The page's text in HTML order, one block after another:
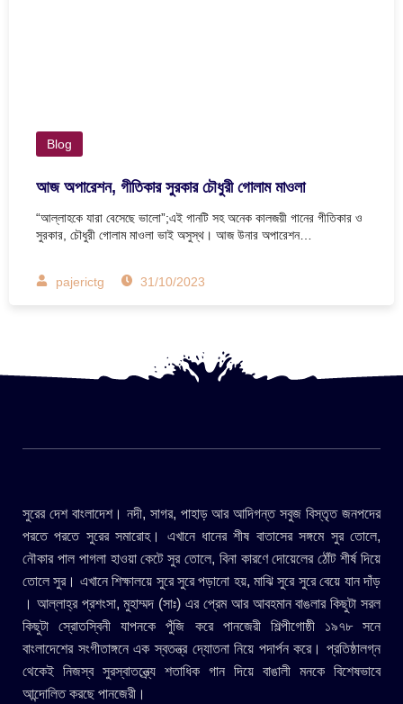
Blog
আজ অপারেশন, গীতিকার সুরকার চৌধুরী গোলাম মাওলা
“আল্লাহকে যারা বেসেছে ভালো”;এই গানটি সহ অনেক কালজয়ী গানের গীতিকার ও
সুরকার, চৌধুরী গোলাম মাওলা ভাই অসুস্থ। আজ উনার অপারেশন…
pajerictg 31/10/2023
সুরের দেশ বাংলাদেশ। নদী, সাগর, পাহাড় আর আদিগন্ত সবুজ বিস্তৃত জনপদের
পরতে পরতে সুরের সমারোহ। এখানে ধানের শীষ বাতাসের সঙ্গমে সুর তোলে,
নৌকার পাল পাগলা হাওয়া কেটে সুর তোলে, বিনা কারণে দোয়েলের ঠোঁট শীর্ষ দিয়ে
তোলে সুর। এখানে শিক্ষালয়ে সুরে সুরে পড়ানো হয়, মাঝি সুরে সুরে বেয়ে যান দাঁড়
। আল্লাহ্র প্রশংসা, মুহাম্মদ (সাঃ) এর প্রেম আর আবহমান বাঙলার কিছুটা সরল
কিছুটা স্রোতস্বিনী যাপনকে পুঁজি করে পানজেরী শিল্পীগোষ্ঠী ১৯৭৮ সনে
বাংলাদেশের সংগীতাঙ্গনে এক স্বতন্ত্র দ্যোতনা নিয়ে পদার্পন করে। প্রতিষ্ঠালগ্ন
থেকেই নিজস্ব সুরস্বাতন্ত্র্যে শতাধিক গান দিয়ে বাঙালী মনকে বিশেষভাবে
আন্দোলিত করছে পানজেরী।